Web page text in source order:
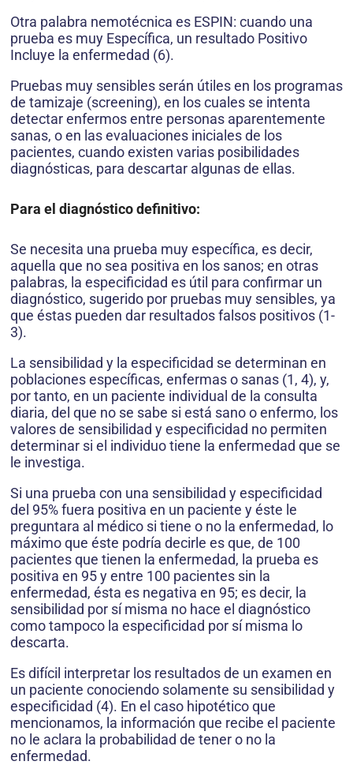
Otra palabra nemotécnica es ESPIN: cuando una
prueba es muy Específica, un resultado Positivo
Incluye la enfermedad (6).
Pruebas muy sensibles serán útiles en los programas
de tamizaje (screening), en los cuales se intenta
detectar enfermos entre personas aparentemente
sanas, o en las evaluaciones iniciales de los
pacientes, cuando existen varias posibilidades
diagnósticas, para descartar algunas de ellas.
Para el diagnóstico definitivo:
Se necesita una prueba muy específica, es decir,
aquella que no sea positiva en los sanos; en otras
palabras, la especificidad es útil para confirmar un
diagnóstico, sugerido por pruebas muy sensibles, ya
que éstas pueden dar resultados falsos positivos (1-
3).
La sensibilidad y la especificidad se determinan en
poblaciones específicas, enfermas o sanas (1, 4), y,
por tanto, en un paciente individual de la consulta
diaria, del que no se sabe si está sano o enfermo, los
valores de sensibilidad y especificidad no permiten
determinar si el individuo tiene la enfermedad que se
le investiga.
Si una prueba con una sensibilidad y especificidad
del 95% fuera positiva en un paciente y éste le
preguntara al médico si tiene o no la enfermedad, lo
máximo que éste podría decirle es que, de 100
pacientes que tienen la enfermedad, la prueba es
positiva en 95 y entre 100 pacientes sin la
enfermedad, ésta es negativa en 95; es decir, la
sensibilidad por sí misma no hace el diagnóstico
como tampoco la especificidad por sí misma lo
descarta.
Es difícil interpretar los resultados de un examen en
un paciente conociendo solamente su sensibilidad y
especificidad (4). En el caso hipotético que
mencionamos, la información que recibe el paciente
no le aclara la probabilidad de tener o no la
enfermedad.